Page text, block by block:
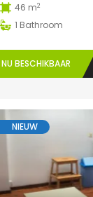
46 m2
1 Bathroom
NU BESCHIKBAAR
NIEUW